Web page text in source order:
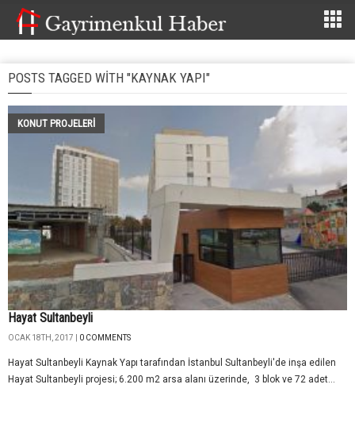
POSTS TAGGED WITH "KAYNAK YAPI"
KONUT PROJELERI
Hayat Sultanbeyli
OCAK 18TH, 2017 | 0 COMMENTS
Hayat Sultanbeyli Kaynak Yapı tarafından İstanbul Sultanbeyli'de inşa edilen
Hayat Sultanbeyli projesi; 6.200 m2 arsa alanı üzerinde, 3 blok ve 72 adet...